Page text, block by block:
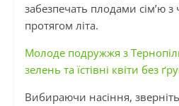
забезпечать плодами сім’ю
протягом літа.
Молоде подружжя з
зелень та їстівні квіти без
Вибираючи насіння, зверніть